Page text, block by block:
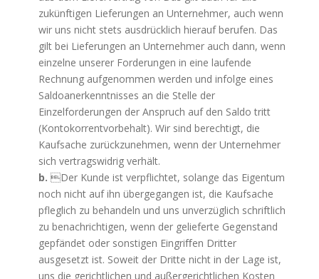
zukünftigen Lieferungen an Unternehmer, auch wenn
wir uns nicht stets ausdrücklich hierauf berufen. Das
gilt bei Lieferungen an Unternehmer auch dann, wenn
einzelne unserer Forderungen in eine laufende
Rechnung aufgenommen werden und infolge eines
Saldoanerkenntnisses an die Stelle der
Einzelforderungen der Anspruch auf den Saldo tritt
(Kontokorrentvorbehalt). Wir sind berechtigt, die
Kaufsache zurückzunehmen, wenn der Unternehmer
sich vertragswidrig verhält.
b. Der Kunde ist verpflichtet, solange das Eigentum
noch nicht auf ihn übergegangen ist, die Kaufsache
pfleglich zu behandeln und uns unverzüglich schriftlich
zu benachrichtigen, wenn der gelieferte Gegenstand
gepfändet oder sonstigen Eingriﬀen Dritter
ausgesetzt ist. Soweit der Dritte nicht in der Lage ist,
uns die gerichtlichen und außergerichtlichen Kosten